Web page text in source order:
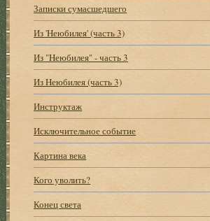
Записки сумасшедшего
Из 'Hеюбилея' (часть 3)
Из "Hеюбилея" - часть 3
Из Hеюбилея (часть 3)
Инструктаж
Исключительное событие
Картина века
Кого уволить?
Конец света